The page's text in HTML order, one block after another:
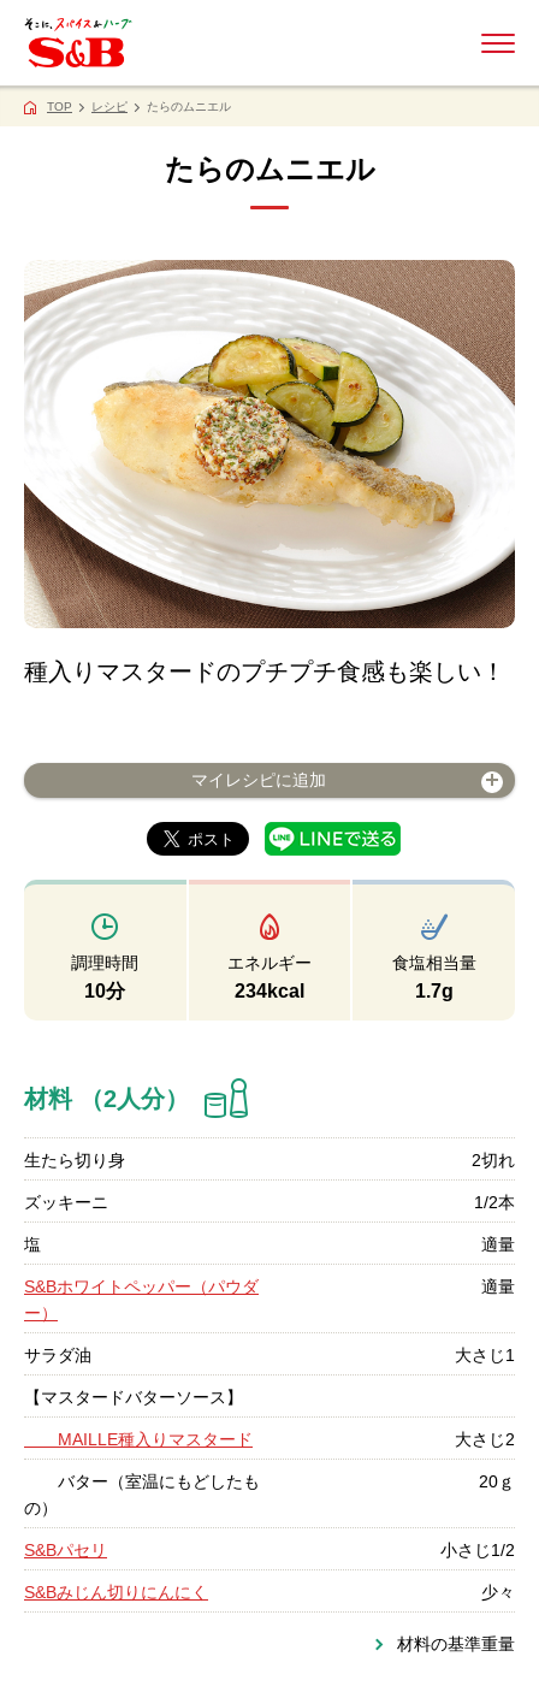
TOP レシピ たらのムニエル
たらのムニエル
種入りマスタードのプチプチ食感も楽しい！
マイレシピに追加
調理時間
10分
エネルギー
234kcal
食塩相当量
1.7g
材料 （2人分）
生たら切り身 2切れ
ズッキーニ 1/2本
塩 適量
S&Bホワイトペッパー（パウダ
ー）
適量
サラダ油 大さじ1
【マスタードバターソース】
MAILLE種入りマスタード 大さじ2
バター（室温にもどしたも
の）
20ｇ
S&Bパセリ 小さじ1/2
S&Bみじん切りにんにく 少々
材料の基準重量